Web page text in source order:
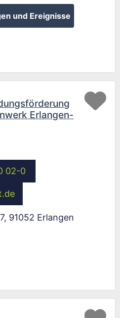
und Ereignisse
Erlangen-
02-0
, 91052 Erlangen